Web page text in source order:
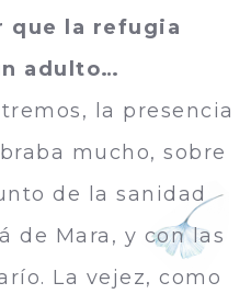
que la refugia
adulto…
la presencia
mucho, sobre
de la sanidad
de Mara, y con las
La vejez, como